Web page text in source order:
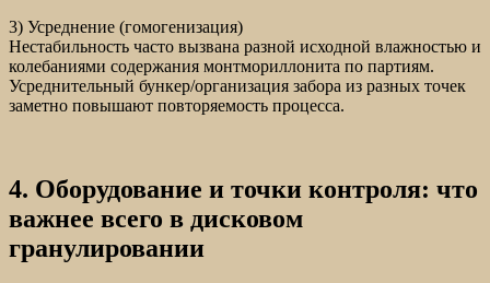
3) Усреднение (гомогенизация)
Нестабильность часто вызвана разной исходной влажностью и
колебаниями содержания монтмориллонита по партиям.
Усреднительный бункер/организация забора из разных точек
заметно повышают повторяемость процесса.
4. Оборудование и точки контроля: что
важнее всего в дисковом
гранулировании